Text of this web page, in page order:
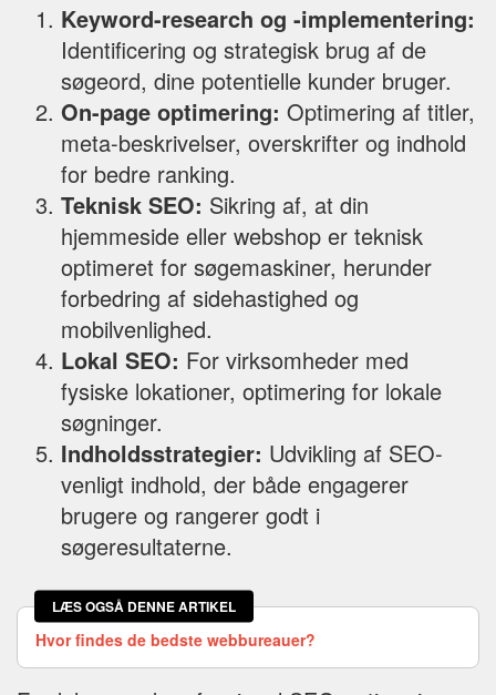
Keyword-research og -implementering:
Identificering og strategisk brug af de
søgeord, dine potentielle kunder bruger.
On-page optimering: Optimering af titler,
meta-beskrivelser, overskrifter og indhold
for bedre ranking.
Teknisk SEO: Sikring af, at din
hjemmeside eller webshop er teknisk
optimeret for søgemaskiner, herunder
forbedring af sidehastighed og
mobilvenlighed.
Lokal SEO: For virksomheder med
fysiske lokationer, optimering for lokale
søgninger.
Indholdsstrategier: Udvikling af SEO-
venligt indhold, der både engagerer
brugere og rangerer godt i
søgeresultaterne.
LÆS OGSÅ DENNE ARTIKEL
Hvor findes de bedste webbureauer?